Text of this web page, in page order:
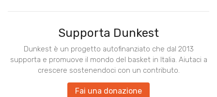
Supporta Dunkest
Dunkest è un progetto autofinanziato che dal 2013
supporta e promuove il mondo del basket in Italia. Aiutaci a
crescere sostenendoci con un contributo.
Fai una donazione